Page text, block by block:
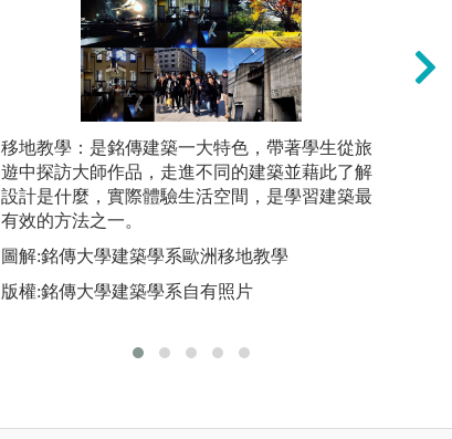
移地教學：是銘傳建築一大特色，帶著學生從旅
遊中探訪大師作品，走進不同的建築並藉此了解
設計是什麼，實際體驗生活空間，是學習建築最
有效的方法之一。
圖解:銘傳大學建築學系歐洲移地教學
版權:銘傳大學建築學系自有照片